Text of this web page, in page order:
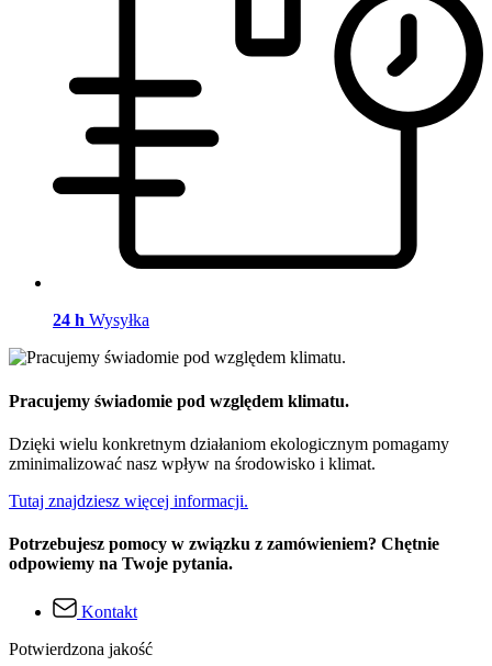
24 h Wysyłka
Pracujemy świadomie pod względem klimatu.
Dzięki wielu konkretnym działaniom ekologicznym pomagamy
zminimalizować nasz wpływ na środowisko i klimat.
Tutaj znajdziesz więcej informacji.
Potrzebujesz pomocy w związku z zamówieniem? Chętnie
odpowiemy na Twoje pytania.
Kontakt
Potwierdzona jakość